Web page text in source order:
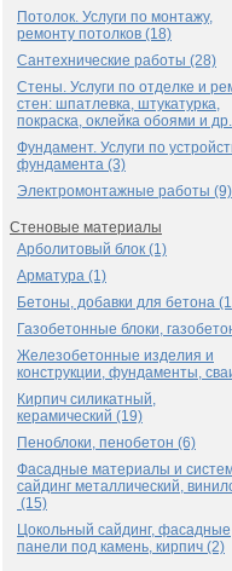
Потолок. Услуги по монтажу,
ремонту потолков (18)
Сантехнические работы (28)
Стены. Услуги по отделке и
стен: шпатлевка, штукатурка,
покраска, оклейка обоями и
Фундамент. Услуги по
фундамента (3)
Электромонтажные работы (9)
Стеновые материалы
Арболитовый блок (1)
Арматура (1)
Бетоны, добавки для бетона
Газобетонные блоки,
Железобетонные изделия и
конструкции, фундаменты,
Кирпич силикатный,
керамический (19)
Пеноблоки, пенобетон (6)
Фасадные материалы и
сайдинг металлический,
(15)
Цокольный сайдинг, фасадные
панели под камень, кирпич (2)